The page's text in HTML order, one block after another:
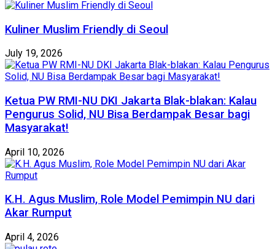
Kuliner Muslim Friendly di Seoul
July 19, 2026
Ketua PW RMI-NU DKI Jakarta Blak-blakan: Kalau
Pengurus Solid, NU Bisa Berdampak Besar bagi
Masyarakat!
April 10, 2026
K.H. Agus Muslim, Role Model Pemimpin NU dari
Akar Rumput
April 4, 2026